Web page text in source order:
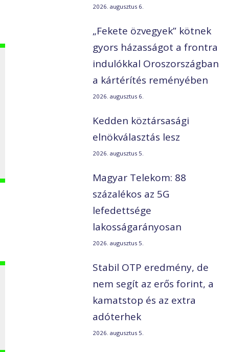
2026. augusztus 6.
„Fekete özvegyek” kötnek
gyors házasságot a frontra
indulókkal Oroszországban
a kártérítés reményében
2026. augusztus 6.
Kedden köztársasági
elnökválasztás lesz
2026. augusztus 5.
Magyar Telekom: 88
százalékos az 5G
lefedettsége
lakosságarányosan
2026. augusztus 5.
Stabil OTP eredmény, de
nem segít az erős forint, a
kamatstop és az extra
adóterhek
2026. augusztus 5.